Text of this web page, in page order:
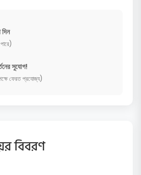
সুযোগ!
ফেরত প্রযোজ্য)
বিবরণ